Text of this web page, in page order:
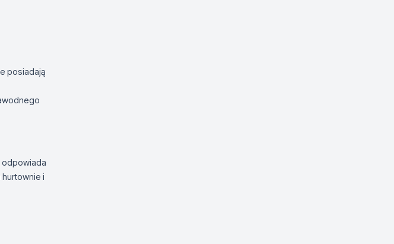
posiadają
odpowiada
i